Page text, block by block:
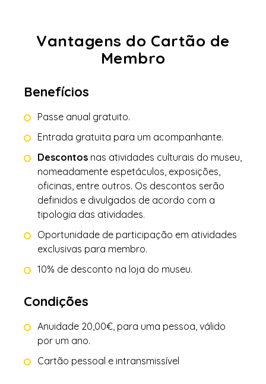
Vantagens do Cartão de
Membro
Benefícios
Passe anual gratuito.
Entrada gratuita para um acompanhante.
Descontos nas atividades culturais do museu,
nomeadamente espetáculos, exposições,
oficinas, entre outros. Os descontos serão
definidos e divulgados de acordo com a
tipologia das atividades.
Oportunidade de participação em atividades
exclusivas para membro.
10% de desconto na loja do museu.
Condições
Anuidade 20,00€, para uma pessoa, válido
por um ano.
Cartão pessoal e intransmissível